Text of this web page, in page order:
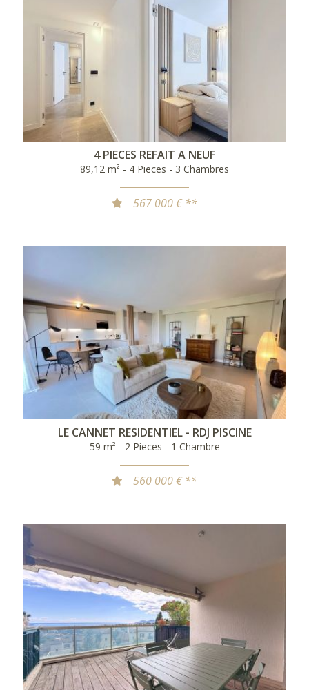
4 PIECES REFAIT A NEUF
89,12 m² - 4 Pieces - 3 Chambres
567 000 € **
LE CANNET RESIDENTIEL - RDJ PISCINE
59 m² - 2 Pieces - 1 Chambre
560 000 € **